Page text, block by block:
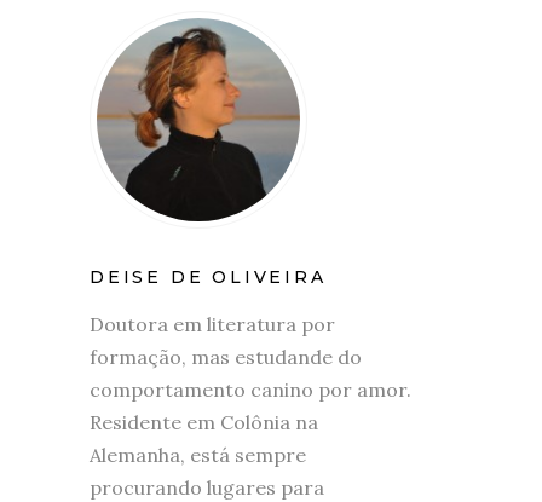
DEISE DE OLIVEIRA
Doutora em literatura por
formação, mas estudande do
comportamento canino por amor.
Residente em Colônia na
Alemanha, está sempre
procurando lugares para